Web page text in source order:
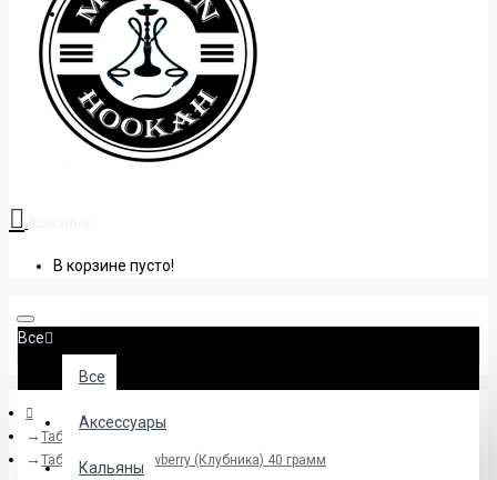
+38 (095) 945 04 33
В корзине пусто!
Все
Все
Аксессуары
Кальяны
Табак
Табак Sebero Strawberry (Клубника) 40 грамм